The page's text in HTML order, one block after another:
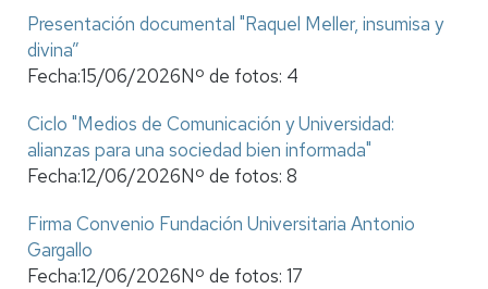
Presentación documental "Raquel Meller, insumisa y
divina”
Fecha:15/06/2026Nº de fotos: 4
Ciclo "Medios de Comunicación y Universidad:
alianzas para una sociedad bien informada"
Fecha:12/06/2026Nº de fotos: 8
Firma Convenio Fundación Universitaria Antonio
Gargallo
Fecha:12/06/2026Nº de fotos: 17